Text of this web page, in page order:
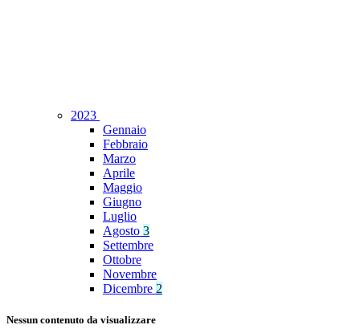
2023
Gennaio
Febbraio
Marzo
Aprile
Maggio
Giugno
Luglio
Agosto 3
Settembre
Ottobre
Novembre
Dicembre 2
Nessun contenuto da visualizzare